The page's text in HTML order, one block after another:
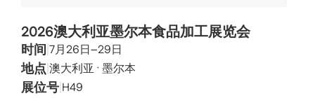
2026澳大利亚墨尔本食品加工展览会
时间|7月26日–29日
地点|澳大利亚 · 墨尔本
展位号|H49